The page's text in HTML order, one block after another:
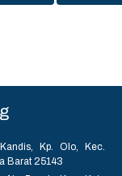
Kp. Olo, Kec.
Barat 25143